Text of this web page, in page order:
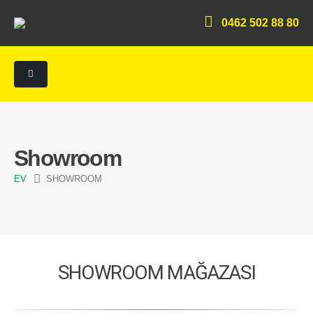
0462 502 88 80
Showroom
EV SHOWROOM
SHOWROOM MAĞAZASI